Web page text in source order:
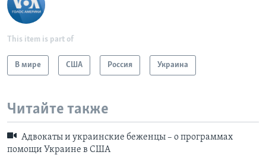
This item is part of
В мире США Россия Украина
Читайте также
Адвокаты и украинские беженцы – о программах
помощи Украине в США